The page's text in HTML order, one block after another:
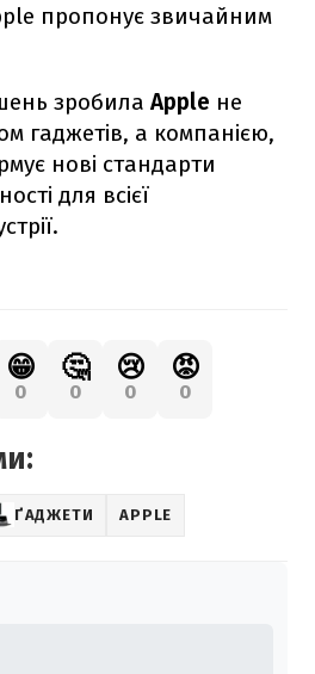
пропонує звичайним
зробила Apple не
гаджетів, а компанією,
нові стандарти
для всієї
😁
0
🤔
0
😢
0
😡
0
ҐАДЖЕТИ APPLE